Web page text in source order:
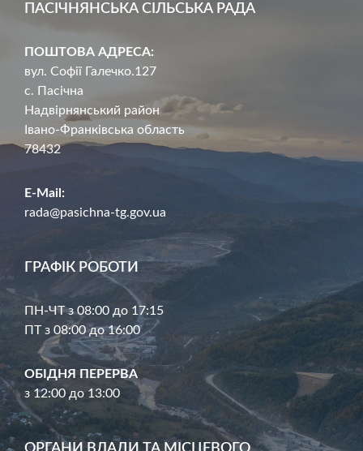
ПАСІЧНЯНСЬКА СІЛЬСЬКА РАДА
ПОШТОВА АДРЕСА:
вул. Софії Галечко.127
с. Пасічна
Надвірнянський район
Івано-Франківська область
78432
E-Mail:
rada@pasichna-tg.gov.ua
ГРАФІК РОБОТИ
ПН-ЧТ з 08:00 до 17:15
ПТ з 08:00 до 16:00
ОБІДНЯ ПЕРЕРВА
з 12:00 до 13:00